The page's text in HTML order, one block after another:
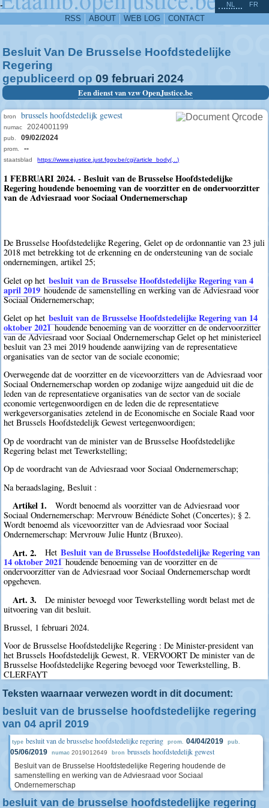
-
RSS ABOUT WEB LOG CONTACT
NL FR
Besluit Van De Brusselse Hoofdstedelijke
Regering
gepubliceerd op 09 februari 2024
Een dienst van vzw OpenJustice.be
bron brussels hoofdstedelijk gewest
numac 2024001199
pub. 09/02/2024
prom. --
staatsblad https://www.ejustice.just.fgov.be/cgi/article_body(...)
1 FEBRUARI 2024. - Besluit van de Brusselse Hoofdstedelijke
Regering houdende benoeming van de voorzitter en de ondervoorzitter
van de Adviesraad voor Sociaal Ondernemerschap
De Brusselse Hoofdstedelijke Regering, Gelet op de ordonnantie van 23 juli
2018 met betrekking tot de erkenning en de ondersteuning van de sociale
ondernemingen, artikel 25;
Gelet op het besluit van de Brusselse Hoofdstedelijke Regering van 4
april 2019 houdende de samenstelling en werking van de Adviesraad voor
Sociaal Ondernemerschap;
Gelet op het besluit van de Brusselse Hoofdstedelijke Regering van 14
oktober 2021houdende benoeming van de voorzitter en de ondervoorzitter
van de Adviesraad voor Sociaal Ondernemerschap Gelet op het ministerieel
besluit van 23 mei 2019 houdende aanwijzing van de representatieve
organisaties van de sector van de sociale economie;
Overwegende dat de voorzitter en de vicevoorzitters van de Adviesraad voor
Sociaal Ondernemerschap worden op zodanige wijze aangeduid uit die de
leden van de representatieve organisaties van de sector van de sociale
economie vertegenwoordigen en de leden die de representatieve
werkgeversorganisaties zetelend in de Economische en Sociale Raad voor
het Brussels Hoofdstedelijk Gewest vertegenwoordigen;
Op de voordracht van de minister van de Brusselse Hoofdstedelijke
Regering belast met Tewerkstelling;
Op de voordracht van de Adviesraad voor Sociaal Ondernemerschap;
Na beraadslaging, Besluit :
Artikel 1.
Wordt benoemd als voorzitter van de Adviesraad voor
Sociaal Ondernemerschap: Mervrouw Bénédicte Sohet (Concertes); § 2.
Wordt benoemd als vicevoorzitter van de Adviesraad voor Sociaal
Ondernemerschap: Mervrouw Julie Huntz (Bruxeo).
Art. 2. Het Besluit van de Brusselse Hoofdstedelijke Regering van
14 oktober 2021houdende benoeming van de voorzitter en de
ondervoorzitter van de Adviesraad voor Sociaal Ondernemerschap wordt
opgeheven.
Art. 3.
De minister bevoegd voor Tewerkstelling wordt belast met de
uitvoering van dit besluit.
Brussel, 1 februari 2024.
Voor de Brusselse Hoofdstedelijke Regering : De Minister-president van
het Brussels Hoofdstedelijk Gewest, R. VERVOORT De minister van de
Brusselse Hoofdstedelijke Regering bevoegd voor Tewerkstelling, B.
CLERFAYT
Teksten waarnaar verwezen wordt in dit document:
besluit van de brusselse hoofdstedelijke regering
van 04 april 2019
type besluit van de brusselse hoofdstedelijke regering prom. 04/04/2019 pub.
05/06/2019 numac 2019012649 bron brussels hoofdstedelijk gewest
Besluit van de Brusselse Hoofdstedelijke Regering houdende de
samenstelling en werking van de Adviesraad voor Sociaal
Ondernemerschap
besluit van de brusselse hoofdstedelijke regering
^